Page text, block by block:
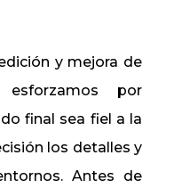
y mejora de
por
final sea fiel a la
los detalles y
Antes de